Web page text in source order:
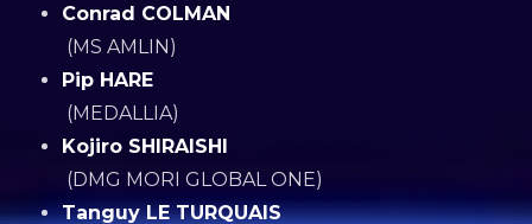
Conrad COLMAN
(MS AMLIN)
Pip HARE
(MEDALLIA)
Kojiro SHIRAISHI
(DMG MORI GLOBAL ONE)
Tanguy LE TURQUAIS